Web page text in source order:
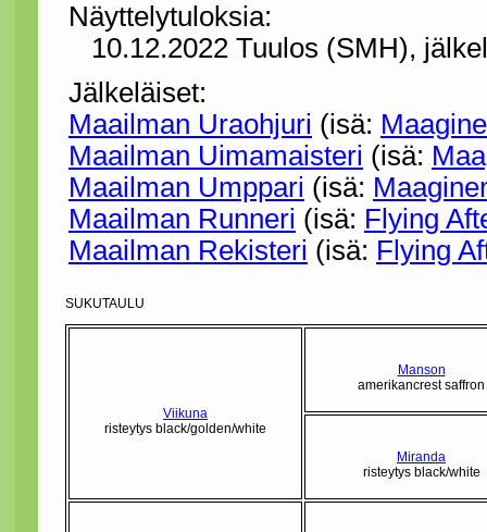
Näyttelytuloksia:
10.12.2022 Tuulos (SMH),
Jälkeläiset:
Maailman Uraohjuri (isä:
Maailman Uimamaisteri (isä:
Maailman Umppari (isä:
Maailman Runneri (isä: Flying
Maailman Rekisteri (isä: Flying
SUKUTAULU
Viikuna
risteytys black/golden/white
Manson
amerikancrest saffron
Miranda
risteytys black/white